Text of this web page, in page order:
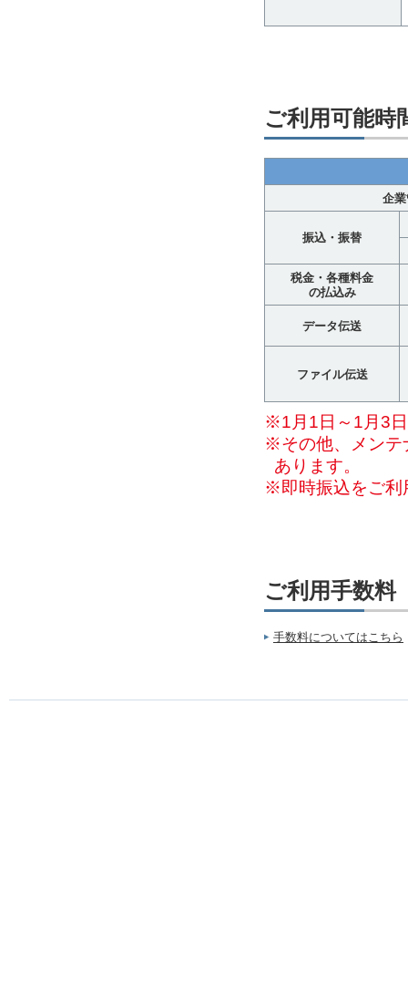
ご利用可能時
企
振込・振替
税金・各種料金
の払込み
データ伝送
ファイル伝送
※1月1日～1月3
※その他、メンテ
あります。
※即時振込をご利
ご利用手数料
手数料についてはこちら